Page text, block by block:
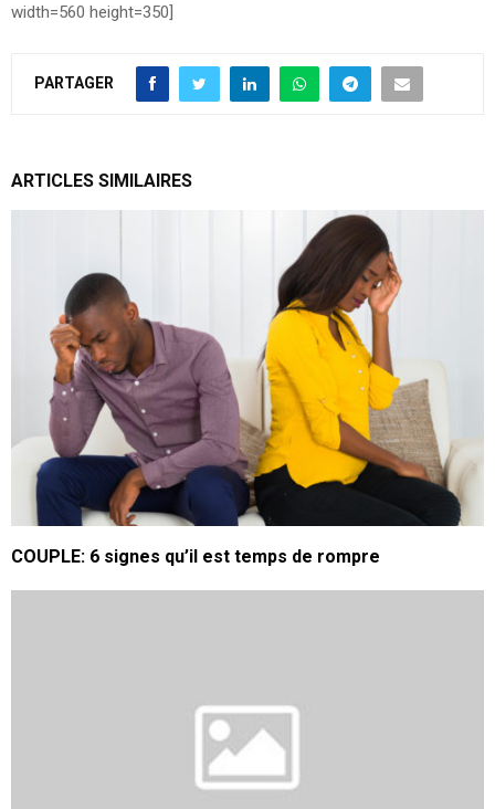
width=560 height=350]
PARTAGER
ARTICLES SIMILAIRES
COUPLE: 6 signes qu’il est temps de rompre